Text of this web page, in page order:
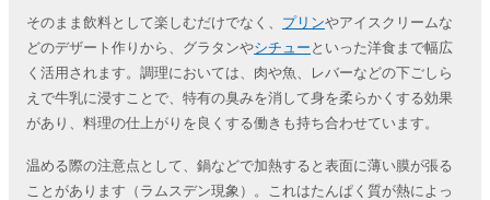
そのまま飲料として楽しむだけでなく、 プリンやアイスクリームな
どのデザート作りから、グラタンやシチュー といった洋食まで幅広
く活用されます。調理においては、肉や魚、レバーなどの下ごしら
えで牛乳に浸すことで、特有の臭みを消して身を柔らかくする効果
があり、料理の仕上がりを良くする働きも持ち合わせています。
温める際の注意点として、鍋などで加熱すると表面に薄い膜が張る
ことがあります（ラムスデン現象）。これはたんぱく質が熱によっ